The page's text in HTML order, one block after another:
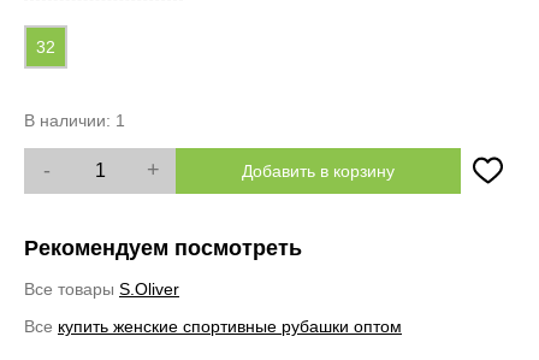
32
В наличии: 1
- + Добавить в корзину
Рекомендуем посмотреть
Все товары S.Oliver
Все купить женские спортивные рубашки оптом